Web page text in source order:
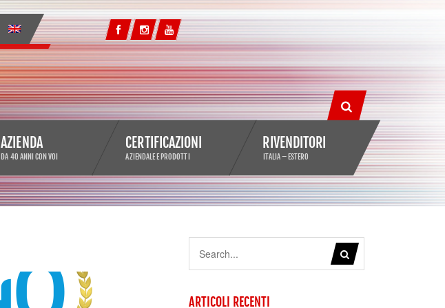
AZIENDA
DA 40 ANNI CON VOI
CERTIFICAZIONI
AZIENDALE E PRODOTTI
RIVENDITORI
ITALIA – ESTERO
ARTICOLI RECENTI